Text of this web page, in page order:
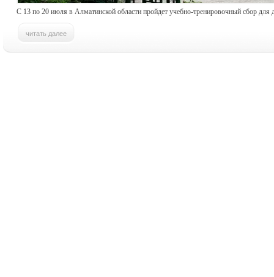
С 13 по 20 июля в Алматинской области пройдет учебно-тренировочный сбор для